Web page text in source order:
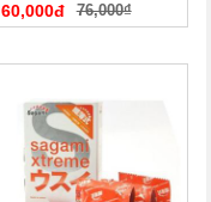
60,000đ 76,000₫